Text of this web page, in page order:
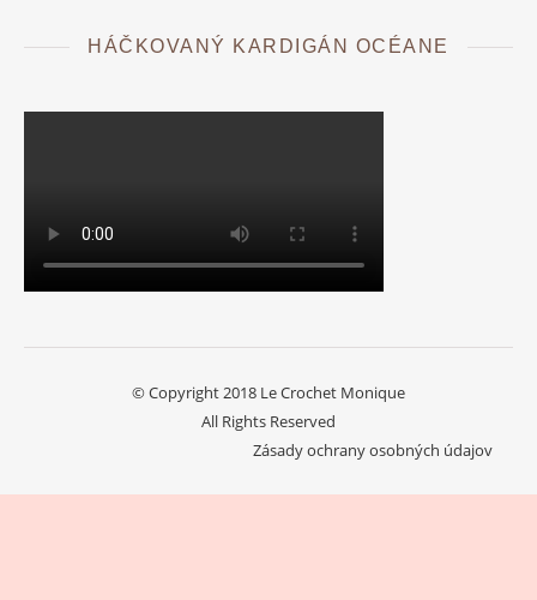
HÁČKOVANÝ KARDIGÁN OCÉANE
© Copyright 2018 Le Crochet Monique
All Rights Reserved
Zásady ochrany osobných údajov